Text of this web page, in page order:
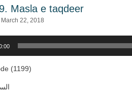
Masla e taqdeer
March 22, 2018
(1199)